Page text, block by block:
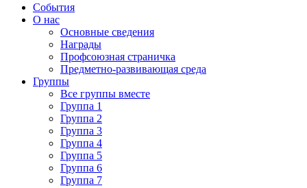
События
О нас
Основные сведения
Награды
Профсоюзная страничка
Предметно-развивающая среда
Группы
Все группы вместе
Группа 1
Группа 2
Группа 3
Группа 4
Группа 5
Группа 6
Группа 7